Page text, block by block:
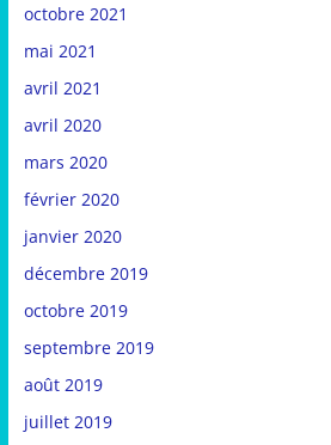
octobre 2021
mai 2021
avril 2021
avril 2020
mars 2020
février 2020
janvier 2020
décembre 2019
octobre 2019
septembre 2019
août 2019
juillet 2019